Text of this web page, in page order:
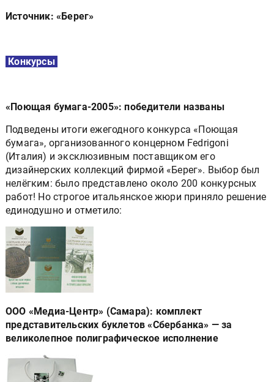
Источник: «Берег»
Конкурсы
«Поющая бумага-2005»: победители названы
Подведены итоги ежегодного конкурса «Поющая
бумага», организованного концерном Fedrigoni
(Италия) и эксклюзивным поставщиком его
дизайнерских коллекций фирмой «Берег». Выбор был
нелёгким: было представлено около 200 конкурсных
работ! Но строгое итальянское жюри приняло решение
единодушно и отметило:
ООО «Медиа-Центр» (Самара): комплект
представительских буклетов «Сбербанка» — за
великолепное полиграфическое исполнение